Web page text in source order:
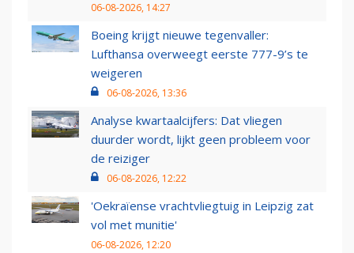
06-08-2026, 14:27
Boeing krijgt nieuwe tegenvaller:
Lufthansa overweegt eerste 777-9’s te
weigeren
06-08-2026, 13:36
Analyse kwartaalcijfers: Dat vliegen
duurder wordt, lijkt geen probleem voor
de reiziger
06-08-2026, 12:22
'Oekraïense vrachtvliegtuig in Leipzig zat
vol met munitie'
06-08-2026, 12:20